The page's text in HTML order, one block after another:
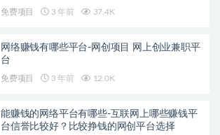
免费项目 3 年前 37.4K
网络赚钱有哪些平台-网创项目 网上创业兼职平
台
免费项目 3 年前 12.0K
能赚钱的网络平台有哪些-互联网上哪些赚钱平
台信誉比较好？比较挣钱的网创平台选择